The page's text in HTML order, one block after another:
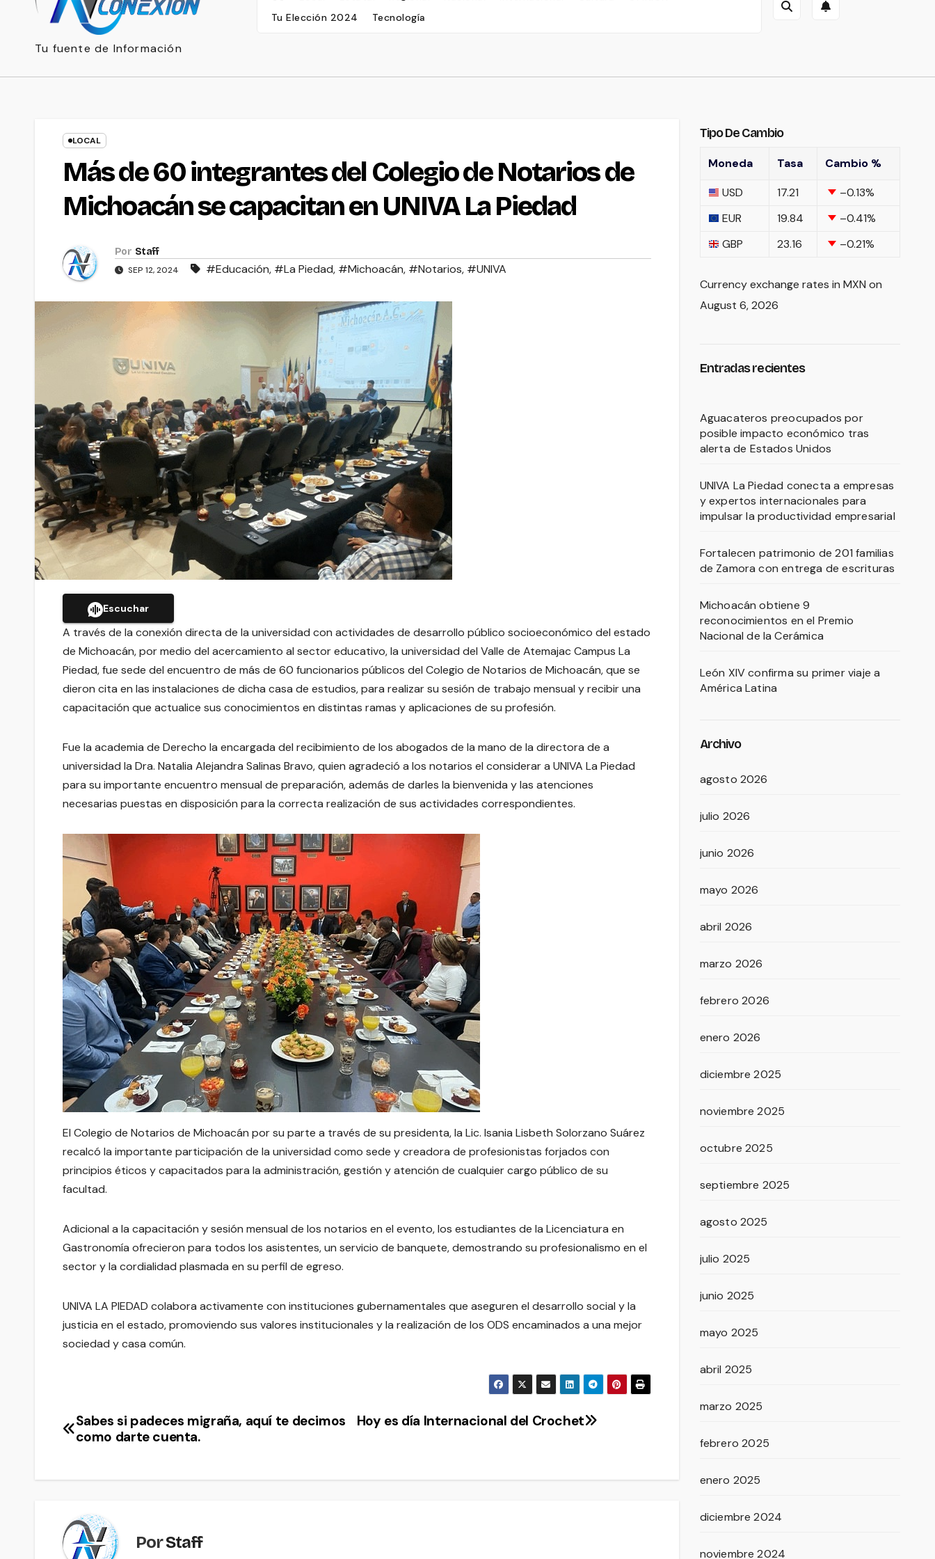
Tu fuente de Información
Tu Elección 2024
Tecnología
LOCAL
Más de 60 integrantes del Colegio de Notarios de
Michoacán se capacitan en UNIVA La Piedad
Por Staff
SEP 12, 2024 #Educación, #La Piedad, #Michoacán, #Notarios, #UNIVA
Escuchar
A través de la conexión directa de la universidad con actividades de desarrollo público socioeconómico del estado
de Michoacán, por medio del acercamiento al sector educativo, la universidad del Valle de Atemajac Campus La
Piedad, fue sede del encuentro de más de 60 funcionarios públicos del Colegio de Notarios de Michoacán, que se
dieron cita en las instalaciones de dicha casa de estudios, para realizar su sesión de trabajo mensual y recibir una
capacitación que actualice sus conocimientos en distintas ramas y aplicaciones de su profesión.
Fue la academia de Derecho la encargada del recibimiento de los abogados de la mano de la directora de a
universidad la Dra. Natalia Alejandra Salinas Bravo, quien agradeció a los notarios el considerar a UNIVA La Piedad
para su importante encuentro mensual de preparación, además de darles la bienvenida y las atenciones
necesarias puestas en disposición para la correcta realización de sus actividades correspondientes.
El Colegio de Notarios de Michoacán por su parte a través de su presidenta, la Lic. Isania Lisbeth Solorzano Suárez
recalcó la importante participación de la universidad como sede y creadora de profesionistas forjados con
principios éticos y capacitados para la administración, gestión y atención de cualquier cargo público de su
facultad.
Adicional a la capacitación y sesión mensual de los notarios en el evento, los estudiantes de la Licenciatura en
Gastronomía ofrecieron para todos los asistentes, un servicio de banquete, demostrando su profesionalismo en el
sector y la cordialidad plasmada en su perfil de egreso.
UNIVA LA PIEDAD colabora activamente con instituciones gubernamentales que aseguren el desarrollo social y la
justicia en el estado, promoviendo sus valores institucionales y la realización de los ODS encaminados a una mejor
sociedad y casa común.
Navegación
entradas
Hoy es día Internacional del Crochet
Sabes si padeces migraña, aquí te decimos
como darte cuenta.
PorStaff
Tipo De Cambio
Moneda Tasa
Cambio %
USD
17.21 –0.13%
EUR
19.84 –0.41%
GBP
23.16 –0.21%
Currency exchange rates in MXN on
August 6, 2026
Entradas recientes
Aguacateros preocupados por
posible impacto económico tras
alerta de Estados Unidos
UNIVA La Piedad conecta a empresas
y expertos internacionales para
impulsar la productividad empresarial
Fortalecen patrimonio de 201 familias
de Zamora con entrega de escrituras
Michoacán obtiene 9
reconocimientos en el Premio
Nacional de la Cerámica
León XIV confirma su primer viaje a
América Latina
Archivo
agosto 2026
julio 2026
junio 2026
mayo 2026
abril 2026
marzo 2026
febrero 2026
enero 2026
diciembre 2025
noviembre 2025
octubre 2025
septiembre 2025
agosto 2025
julio 2025
junio 2025
mayo 2025
abril 2025
marzo 2025
febrero 2025
enero 2025
diciembre 2024
noviembre 2024